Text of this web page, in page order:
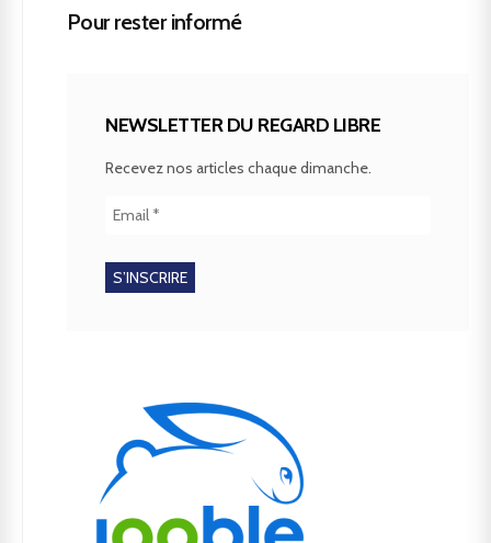
Pour rester informé
NEWSLETTER DU REGARD LIBRE
Recevez nos articles chaque dimanche.